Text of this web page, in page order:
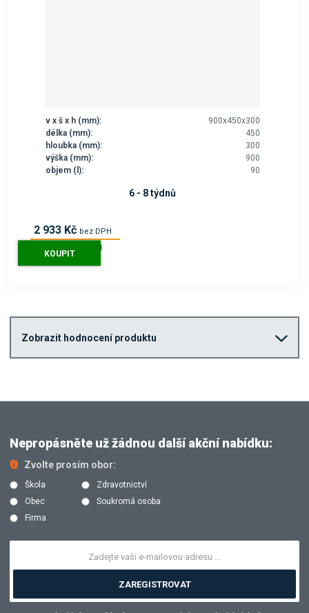
v x š x h (mm):
900x450x300
délka (mm):
450
hloubka (mm):
300
výška (mm):
900
objem (l):
90
2 933 Kč bez DPH
s DPH
6 - 8 týdnů
KOUPIT
Zobrazit hodnocení produktu
Nepropásněte už žádnou další akční nabídku:
Zvolte prosím obor:
Škola
Zdravotnictví
Obec
Soukromá osoba
Firma
ZAREGISTROVAT